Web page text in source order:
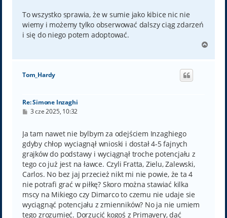
To wszystko sprawia, że w sumie jako kibice nic nie
wiemy i możemy tylko obserwować dalszy ciąg zdarzeń
i się do niego potem adoptować.
g
Tom_Hardy
Re: Simone Inzaghi
P
t
3 cze 2025, 10:32
Ja tam nawet nie bylbym za odejściem Inzaghiego
gdyby chłop wyciagnął wnioski i dostał 4-5 fajnych
grajków do podstawy i wyciągnął troche potencjału z
tego co już jest na ławce. Czyli Fratta, Zielu, Zalewski,
Carlos. No bez jaj przecież nikt mi nie powie, że ta 4
nie potrafi grać w piłkę? Skoro można stawiać kilka
mscy na Mikiego czy Dimarco to czemu nie udaje sie
wyciągnąć potencjału z zmienników? No ja nie umiem
tego zrozumieć. Dorzucić kogoś z Primavery, dać